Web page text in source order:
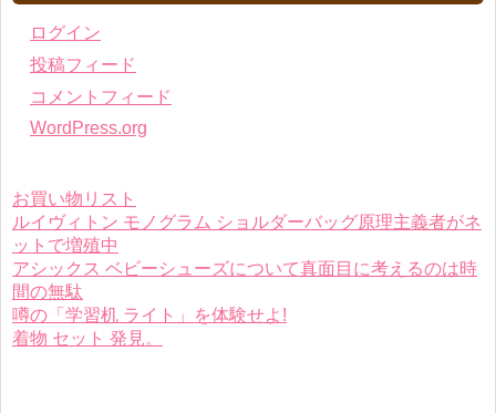
ログイン
投稿フィード
コメントフィード
WordPress.org
お買い物リスト
ルイヴィトン モノグラム ショルダーバッグ原理主義者がネ
ットで増殖中
アシックス ベビーシューズについて真面目に考えるのは時
間の無駄
噂の「学習机 ライト」を体験せよ!
着物 セット 発見。